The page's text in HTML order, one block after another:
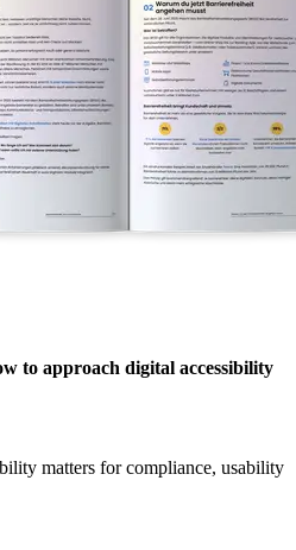
to approach digital accessibility
matters for compliance, usability